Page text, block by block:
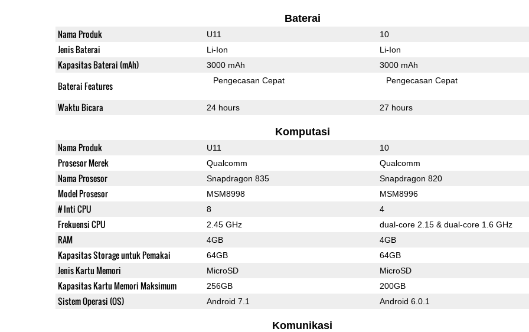
Baterai
Nama Produk U11 10
Jenis Baterai Li-Ion Li-Ion
Kapasitas Baterai (mAh) 3000 mAh 3000 mAh
Baterai Features Pengecasan Cepat Pengecasan Cepat
Waktu Bicara 24 hours 27 hours
Komputasi
Nama Produk U11 10
Prosesor Merek Qualcomm Qualcomm
Nama Prosesor Snapdragon 835 Snapdragon 820
Model Prosesor MSM8998 MSM8996
# Inti CPU 8 4
Frekuensi CPU 2.45 GHz dual-core 2.15 & dual-core 1.6 GHz
RAM 4GB 4GB
Kapasitas Storage untuk Pemakai 64GB 64GB
Jenis Kartu Memori MicroSD MicroSD
Kapasitas Kartu Memori Maksimum 256GB 200GB
Sistem Operasi (OS) Android 7.1 Android 6.0.1
Komunikasi